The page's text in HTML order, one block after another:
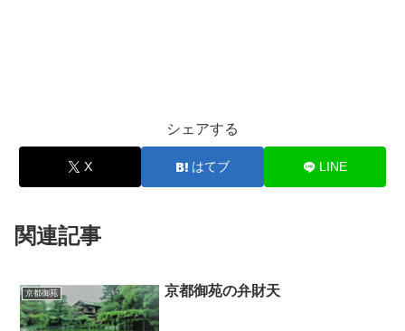
シェアする
X はてブ LINE
関連記事
京都御苑 京都御苑の弁財天